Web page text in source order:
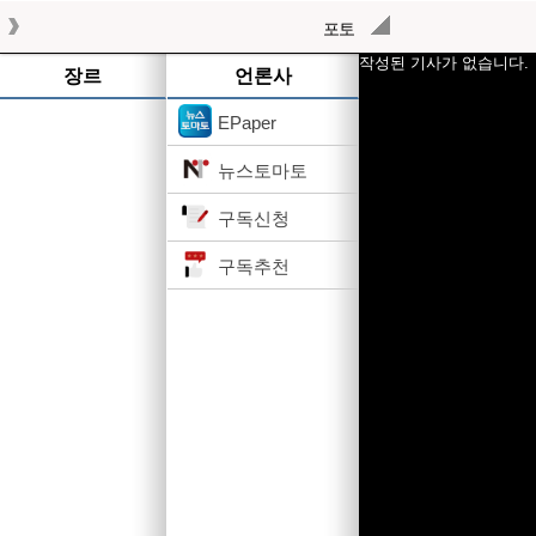
포토
장르 언론사
EPaper
뉴스토마토
구독신청
구독추천
작성된 기사가 없습니다.